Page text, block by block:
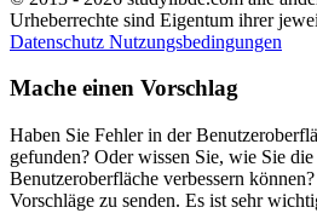
Urheberrechte sind Eigentum ihrer
Datenschutz Nutzungsbedingungen
Mache einen Vorschlag
Haben Sie Fehler in der
gefunden? Oder wissen Sie, wie Sie
Benutzeroberfläche verbessern
Vorschläge zu senden. Es ist sehr